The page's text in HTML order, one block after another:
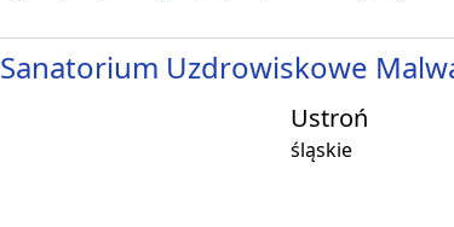
Sanatorium Uzdrowiskowe
Ustroń
śląskie